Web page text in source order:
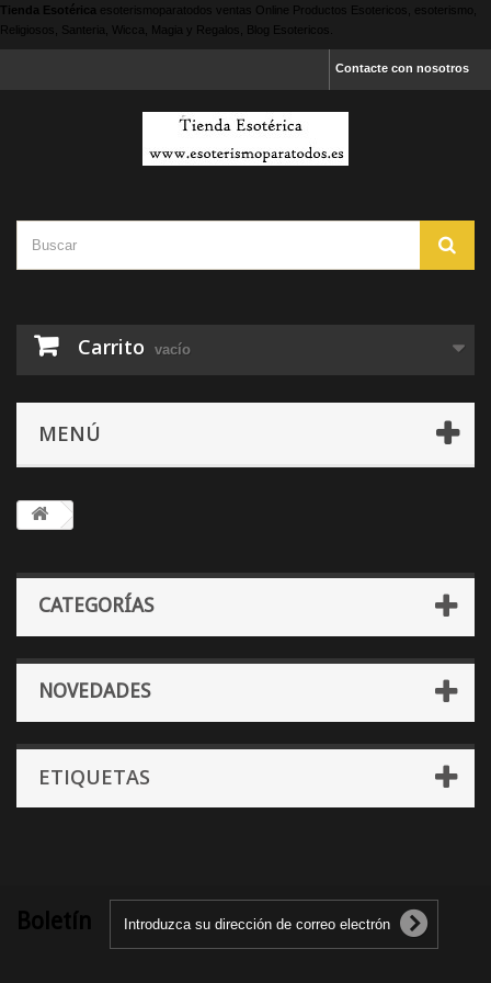
Tienda Esotérica esoterismoparatodos ventas Online Productos Esotericos, esoterismo,
Religiosos, Santeria, Wicca, Magia y Regalos, Blog Esotericos.
Contacte con nosotros
Carrito vacío
MENÚ
CATEGORÍAS
NOVEDADES
ETIQUETAS
Boletín